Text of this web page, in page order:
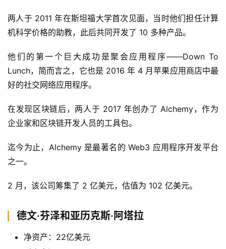
两人于 2011 年在斯坦福大学首次见面，当时他们担任计算
机科学价格的助教，此后共同开发了 10 多种产品。
他们的第一个巨大成功是聚会应用程序——Down To
Lunch，简而言之，它也是 2016 年 4 月苹果应用商店中最
好的社交网络应用程序。
在发现区块链后，两人于 2017 年创办了 Alchemy，作为
企业家和区块链开发人员的工具包。
迄今为止，Alchemy 是最著名的 Web3 应用程序开发平台
之一。
2 月，该公司筹集了 2 亿美元，估值为 102 亿美元。
德文·芬泽和亚历克斯·阿塔拉
净资产：22亿美元